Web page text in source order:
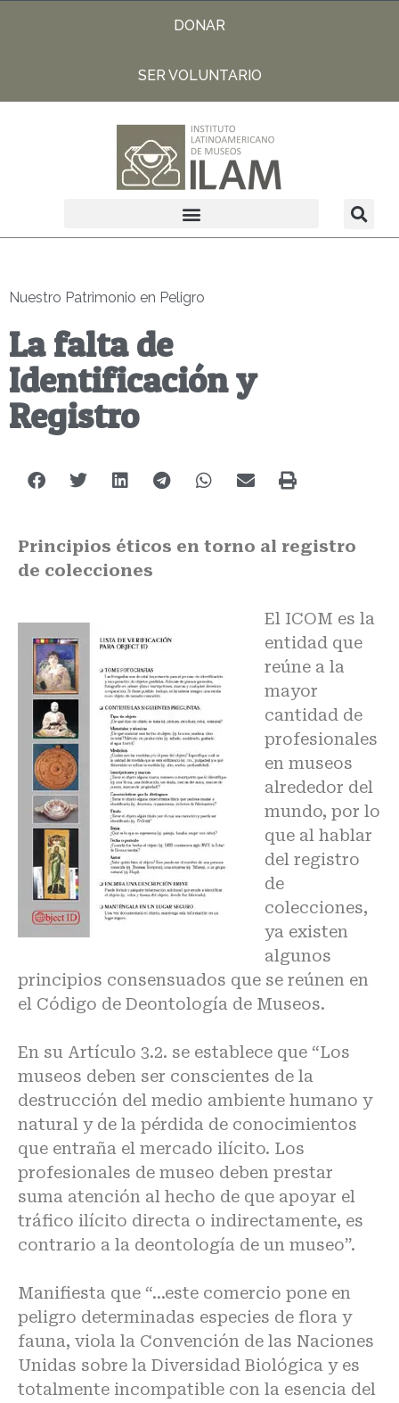
DONAR
SER VOLUNTARIO
Nuestro Patrimonio en Peligro
La falta de
Identificación y
Registro
Principios éticos en torno al registro
de colecciones
El ICOM es la
entidad que
reúne a la
mayor
cantidad de
profesionales
en museos
alrededor del
mundo, por lo
que al hablar
del registro
de
colecciones,
ya existen
algunos
principios consensuados que se reúnen en
el Código de Deontología de Museos.
En su Artículo 3.2. se establece que “Los
museos deben ser conscientes de la
destrucción del medio ambiente humano y
natural y de la pérdida de conocimientos
que entraña el mercado ilícito. Los
profesionales de museo deben prestar
suma atención al hecho de que apoyar el
tráfico ilícito directa o indirectamente, es
contrario a la deontología de un museo”.
Manifiesta que “…este comercio pone en
peligro determinadas especies de flora y
fauna, viola la Convención de las Naciones
Unidas sobre la Diversidad Biológica y es
totalmente incompatible con la esencia del